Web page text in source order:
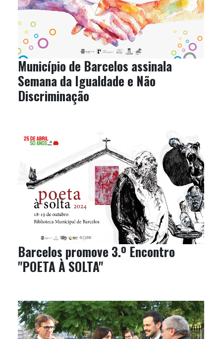
Município de Barcelos assinala
Semana da Igualdade e Não
Discriminação
Barcelos promove 3.º Encontro
"POETA À SOLTA"